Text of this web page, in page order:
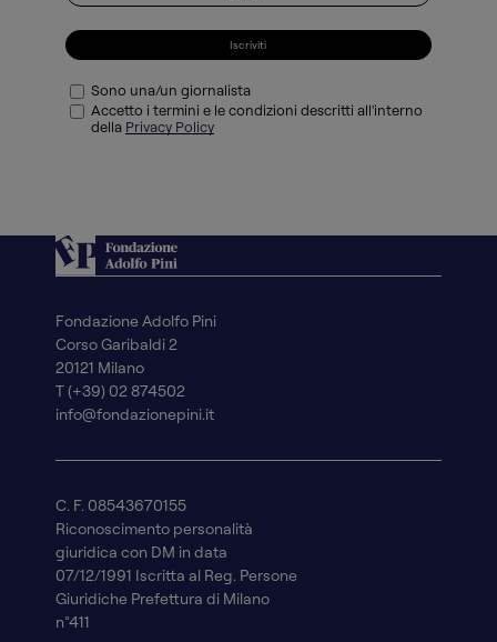
Iscriviti
Sono una/un giornalista
Accetto i termini e le condizioni descritti all'interno
della Privacy Policy
Fondazione Adolfo Pini
Corso Garibaldi 2
20121 Milano
T (+39) 02 874502
info@fondazionepini.it
C. F. 08543670155
Riconoscimento personalità
giuridica con DM in data
07/12/1991 Iscritta al Reg. Persone
Giuridiche Prefettura di Milano
n°411